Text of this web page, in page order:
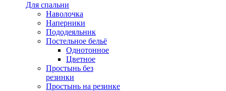
Для спальни
Наволочка
Наперники
Пододеяльник
Постельное бельё
Однотонное
Цветное
Простынь без
резинки
Простынь на резинке